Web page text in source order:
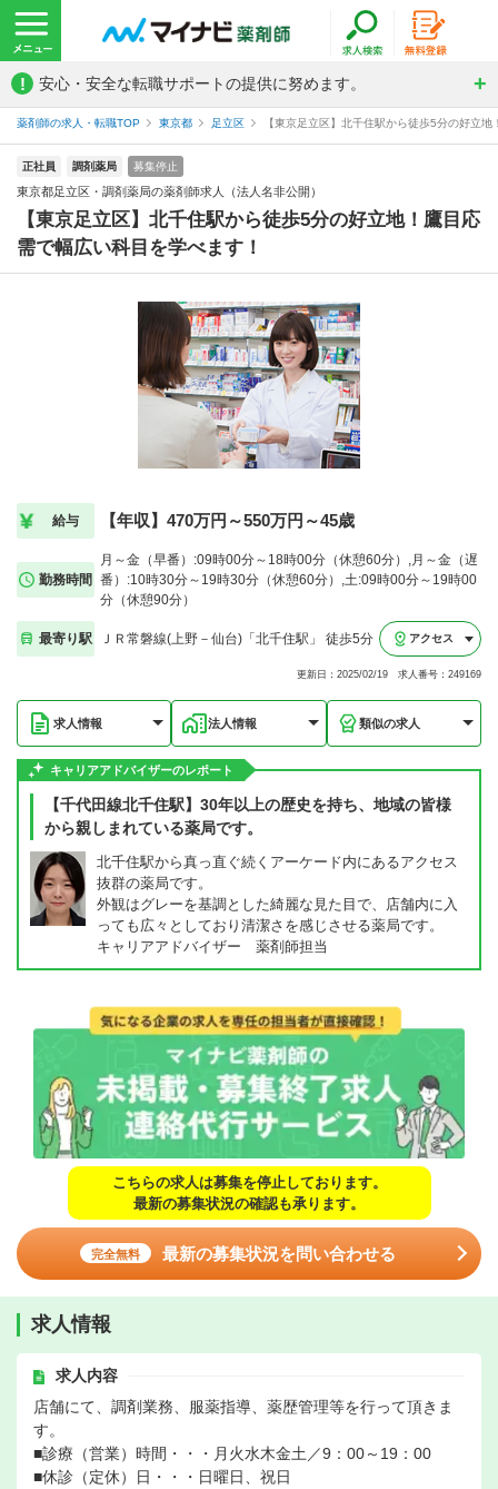
! 安心・安全な転職サポートの提供に努めます。
薬剤師の求人・転職TOP 東京都 足立区 【東京足立区】北千住駅から徒歩5分の好立
正社員 調剤薬局 募集停止
東京都足立区・調剤薬局の薬剤師求人（法人名非公開）
【東京足立区】北千住駅から徒歩5分の好立地！鷹目応
需で幅広い科目を学べます！
給与 【年収】470万円～550万円～45歳
勤務時間
月～金（早番）:09時00分～18時00分（休憩60分）,月～金（遅
番）:10時30分～19時30分（休憩60分）,土:09時00分～19時00
分（休憩90分）
最寄り駅 ＪＲ常磐線(上野－仙台)「北千住駅」 徒歩5分 アクセス
更新日：2025/02/19 求人番号：249169
求人情報 法人情報 類似の求人
キャリアアドバイザーのレポート
【千代田線北千住駅】30年以上の歴史を持ち、地域の皆様
から親しまれている薬局です。
北千住駅から真っ直ぐ続くアーケード内にあるアクセス
抜群の薬局です。
外観はグレーを基調とした綺麗な見た目で、店舗内に入
っても広々としており清潔さを感じさせる薬局です。
キャリアアドバイザー 薬剤師担当
こちらの求人は募集を停止しております。
最新の募集状況の確認も承ります。
完全無料 最新の募集状況を問い合わせる
求人情報
求人内容
店舗にて、調剤業務、服薬指導、薬歴管理等を行って頂きま
す。
■診療（営業）時間・・・月火水木金土／9：00～19：00
■休診（定休）日・・・日曜日、祝日